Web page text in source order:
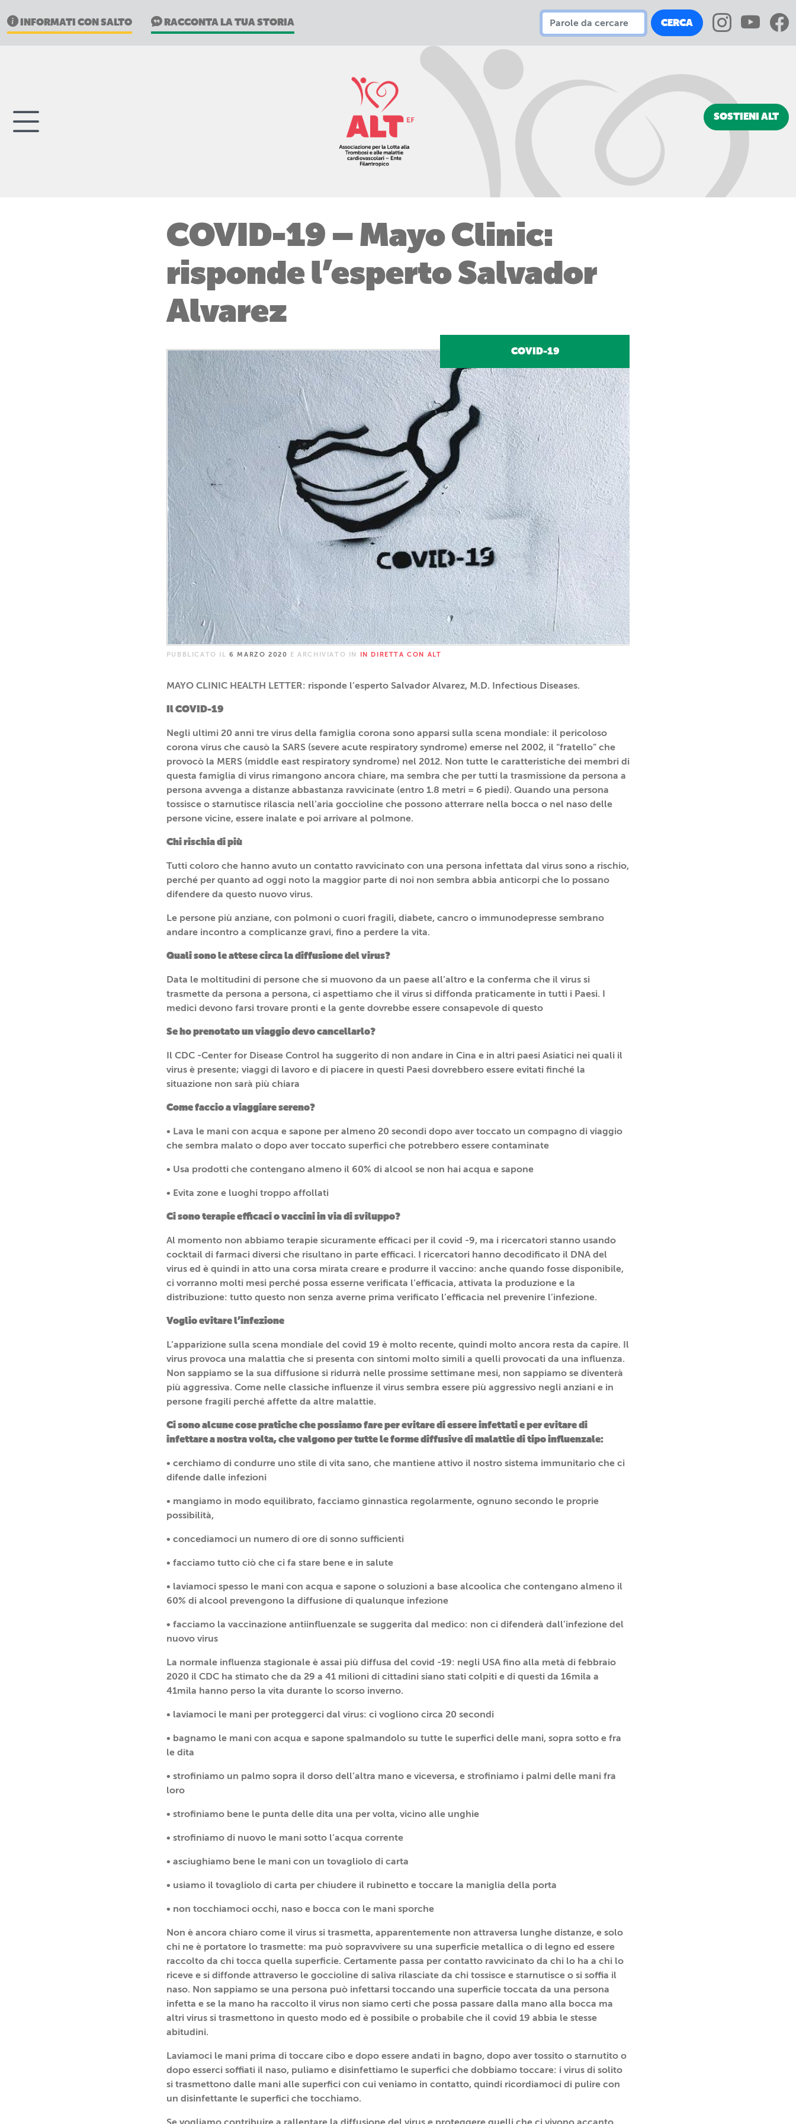
INFORMATI CON SALTO RACCONTA LA TUA STORIA CERCA
SOSTIENI ALT
COVID-19 – Mayo Clinic:
risponde l’esperto Salvador
Alvarez
COVID-19
PUBBLICATO IL6 MARZO 2020 E ARCHIVIATO IN IN DIRETTA CON ALT
MAYO CLINIC HEALTH LETTER: risponde l’esperto Salvador Alvarez, M.D. Infectious Diseases.
Il COVID-19
Negli ultimi 20 anni tre virus della famiglia corona sono apparsi sulla scena mondiale: il pericoloso
corona virus che causò la SARS (severe acute respiratory syndrome) emerse nel 2002, il “fratello” che
provocò la MERS (middle east respiratory syndrome) nel 2012. Non tutte le caratteristiche dei membri di
questa famiglia di virus rimangono ancora chiare, ma sembra che per tutti la trasmissione da persona a
persona avvenga a distanze abbastanza ravvicinate (entro 1.8 metri = 6 piedi). Quando una persona
tossisce o starnutisce rilascia nell’aria goccioline che possono atterrare nella bocca o nel naso delle
persone vicine, essere inalate e poi arrivare al polmone.
Chi rischia di più
Tutti coloro che hanno avuto un contatto ravvicinato con una persona infettata dal virus sono a rischio,
perché per quanto ad oggi noto la maggior parte di noi non sembra abbia anticorpi che lo possano
difendere da questo nuovo virus.
Le persone più anziane, con polmoni o cuori fragili, diabete, cancro o immunodepresse sembrano
andare incontro a complicanze gravi, fino a perdere la vita.
Quali sono le attese circa la diffusione del virus?
Data le moltitudini di persone che si muovono da un paese all’altro e la conferma che il virus si
trasmette da persona a persona, ci aspettiamo che il virus si diffonda praticamente in tutti i Paesi. I
medici devono farsi trovare pronti e la gente dovrebbe essere consapevole di questo
Se ho prenotato un viaggio devo cancellarlo?
Il CDC -Center for Disease Control ha suggerito di non andare in Cina e in altri paesi Asiatici nei quali il
virus è presente; viaggi di lavoro e di piacere in questi Paesi dovrebbero essere evitati finché la
situazione non sarà più chiara
Come faccio a viaggiare sereno?
• Lava le mani con acqua e sapone per almeno 20 secondi dopo aver toccato un compagno di viaggio
che sembra malato o dopo aver toccato superfici che potrebbero essere contaminate
• Usa prodotti che contengano almeno il 60% di alcool se non hai acqua e sapone
• Evita zone e luoghi troppo affollati
Ci sono terapie efficaci o vaccini in via di sviluppo?
Al momento non abbiamo terapie sicuramente efficaci per il covid -9, ma i ricercatori stanno usando
cocktail di farmaci diversi che risultano in parte efficaci. I ricercatori hanno decodificato il DNA del
virus ed è quindi in atto una corsa mirata creare e produrre il vaccino: anche quando fosse disponibile,
ci vorranno molti mesi perché possa esserne verificata l’efficacia, attivata la produzione e la
distribuzione: tutto questo non senza averne prima verificato l’efficacia nel prevenire l’infezione.
Voglio evitare l’infezione
L’apparizione sulla scena mondiale del covid 19 è molto recente, quindi molto ancora resta da capire. Il
virus provoca una malattia che si presenta con sintomi molto simili a quelli provocati da una influenza.
Non sappiamo se la sua diffusione si ridurrà nelle prossime settimane mesi, non sappiamo se diventerà
più aggressiva. Come nelle classiche influenze il virus sembra essere più aggressivo negli anziani e in
persone fragili perché affette da altre malattie.
Ci sono alcune cose pratiche che possiamo fare per evitare di essere infettati e per evitare di
infettare a nostra volta, che valgono per tutte le forme diffusive di malattie di tipo influenzale:
• cerchiamo di condurre uno stile di vita sano, che mantiene attivo il nostro sistema immunitario che ci
difende dalle infezioni
• mangiamo in modo equilibrato, facciamo ginnastica regolarmente, ognuno secondo le proprie
possibilità,
• concediamoci un numero di ore di sonno sufficienti
• facciamo tutto ciò che ci fa stare bene e in salute
• laviamoci spesso le mani con acqua e sapone o soluzioni a base alcoolica che contengano almeno il
60% di alcool prevengono la diffusione di qualunque infezione
• facciamo la vaccinazione antiinfluenzale se suggerita dal medico: non ci difenderà dall’infezione del
nuovo virus
La normale influenza stagionale è assai più diffusa del covid -19: negli USA fino alla metà di febbraio
2020 il CDC ha stimato che da 29 a 41 milioni di cittadini siano stati colpiti e di questi da 16mila a
41mila hanno perso la vita durante lo scorso inverno.
• laviamoci le mani per proteggerci dal virus: ci vogliono circa 20 secondi
• bagnamo le mani con acqua e sapone spalmandolo su tutte le superfici delle mani, sopra sotto e fra
le dita
• strofiniamo un palmo sopra il dorso dell’altra mano e viceversa, e strofiniamo i palmi delle mani fra
loro
• strofiniamo bene le punta delle dita una per volta, vicino alle unghie
• strofiniamo di nuovo le mani sotto l’acqua corrente
• asciughiamo bene le mani con un tovagliolo di carta
• usiamo il tovagliolo di carta per chiudere il rubinetto e toccare la maniglia della porta
• non tocchiamoci occhi, naso e bocca con le mani sporche
Non è ancora chiaro come il virus si trasmetta, apparentemente non attraversa lunghe distanze, e solo
chi ne è portatore lo trasmette: ma può sopravvivere su una superficie metallica o di legno ed essere
raccolto da chi tocca quella superficie. Certamente passa per contatto ravvicinato da chi lo ha a chi lo
riceve e si diffonde attraverso le goccioline di saliva rilasciate da chi tossisce e starnutisce o si soffia il
naso. Non sappiamo se una persona può infettarsi toccando una superficie toccata da una persona
infetta e se la mano ha raccolto il virus non siamo certi che possa passare dalla mano alla bocca ma
altri virus si trasmettono in questo modo ed è possibile o probabile che il covid 19 abbia le stesse
abitudini.
Laviamoci le mani prima di toccare cibo e dopo essere andati in bagno, dopo aver tossito o starnutito o
dopo esserci soffiati il naso, puliamo e disinfettiamo le superfici che dobbiamo toccare: i virus di solito
si trasmettono dalle mani alle superfici con cui veniamo in contatto, quindi ricordiamoci di pulire con
un disinfettante le superfici che tocchiamo.